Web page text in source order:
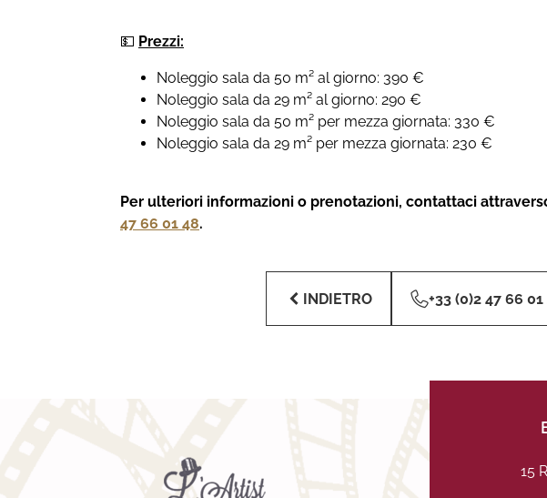
💵 Prezzi:
Noleggio sala da 50 m² al giorno: 390 €
Noleggio sala da 29 m² al giorno: 290 €
Noleggio sala da 50 m² per mezza giornata: 330 €
Noleggio sala da 29 m² per mezza giornata: 230 €
Per ulteriori informazioni o prenotazioni, contattaci
47 66 01 48.
INDIETRO +33 (0)2 47 66 01
15